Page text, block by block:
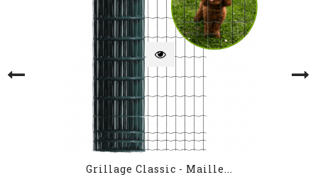
Grillage Classic - Maille...